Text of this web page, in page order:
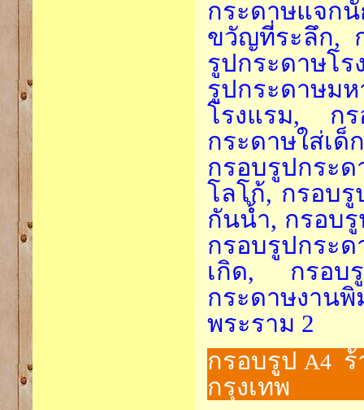
กระดาษแจก
ขวัญที่ระลึก,
รูปกระดาษโร
รูปกระดาษ
โรงแรม, กร
กระดาษใส่เ
กรอบรูปกร
โลโก้, กรอบ
กันน้ำ, กรอบ
กรอบรูปกระ
เกิด, กรอบ
กระดาษงาน
พระราม 2
กรอบรูป A4 ร้
กรุงเทพ